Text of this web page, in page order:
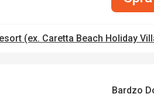
(ex. Caretta Beach Holiday
Bardzo